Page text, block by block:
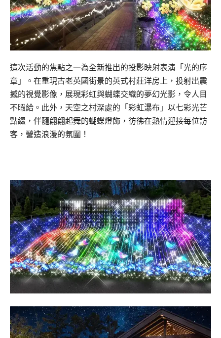
這次活動的焦點之一為全新推出的投影映射表演「光的序
章」。在重現古老英國街景的英式村莊洋房上，投射出震
撼的視覺影像，展現彩虹與蝴蝶交織的夢幻光影，令人目
不暇給。此外，天空之村深處的「彩虹瀑布」以七彩光芒
點綴，伴隨翩翩起舞的蝴蝶燈飾，彷彿在熱情迎接每位訪
客，營造浪漫的氛圍！